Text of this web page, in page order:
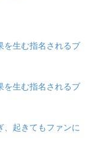
を生む指名されるブ
を生む指名されるブ
起きてもファンに